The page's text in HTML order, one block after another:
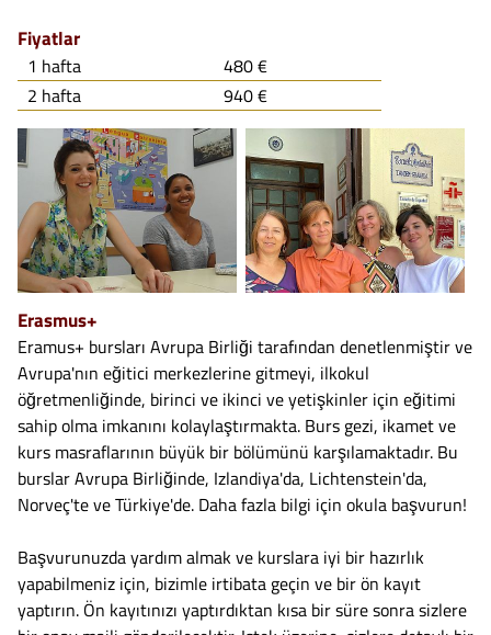
Fiyatlar
1 hafta
480 €
2 hafta
940 €
Erasmus+
Eramus+ bursları Avrupa Birliği tarafından denetlenmiştir ve
Avrupa'nın eğitici merkezlerine gitmeyi, ilkokul
öğretmenliğinde, birinci ve ikinci ve yetişkinler için eğitimi
sahip olma imkanını kolaylaştırmakta. Burs gezi, ikamet ve
kurs masraflarının büyük bir bölümünü karşılamaktadır. Bu
burslar Avrupa Birliğinde, Izlandiya'da, Lichtenstein'da,
Norveç'te ve Türkiye'de. Daha fazla bilgi için okula başvurun!
Başvurunuzda yardım almak ve kurslara iyi bir hazırlık
yapabilmeniz için, bizimle irtibata geçin ve bir ön kayıt
yaptırın. Ön kayıtınızı yaptırdıktan kısa bir süre sonra sizlere